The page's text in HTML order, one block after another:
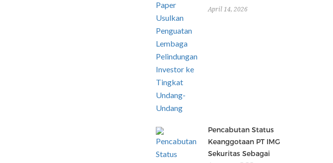
April 14, 2026
Pencabutan Status
Keanggotaan PT IMG
Sekuritas Sebagai